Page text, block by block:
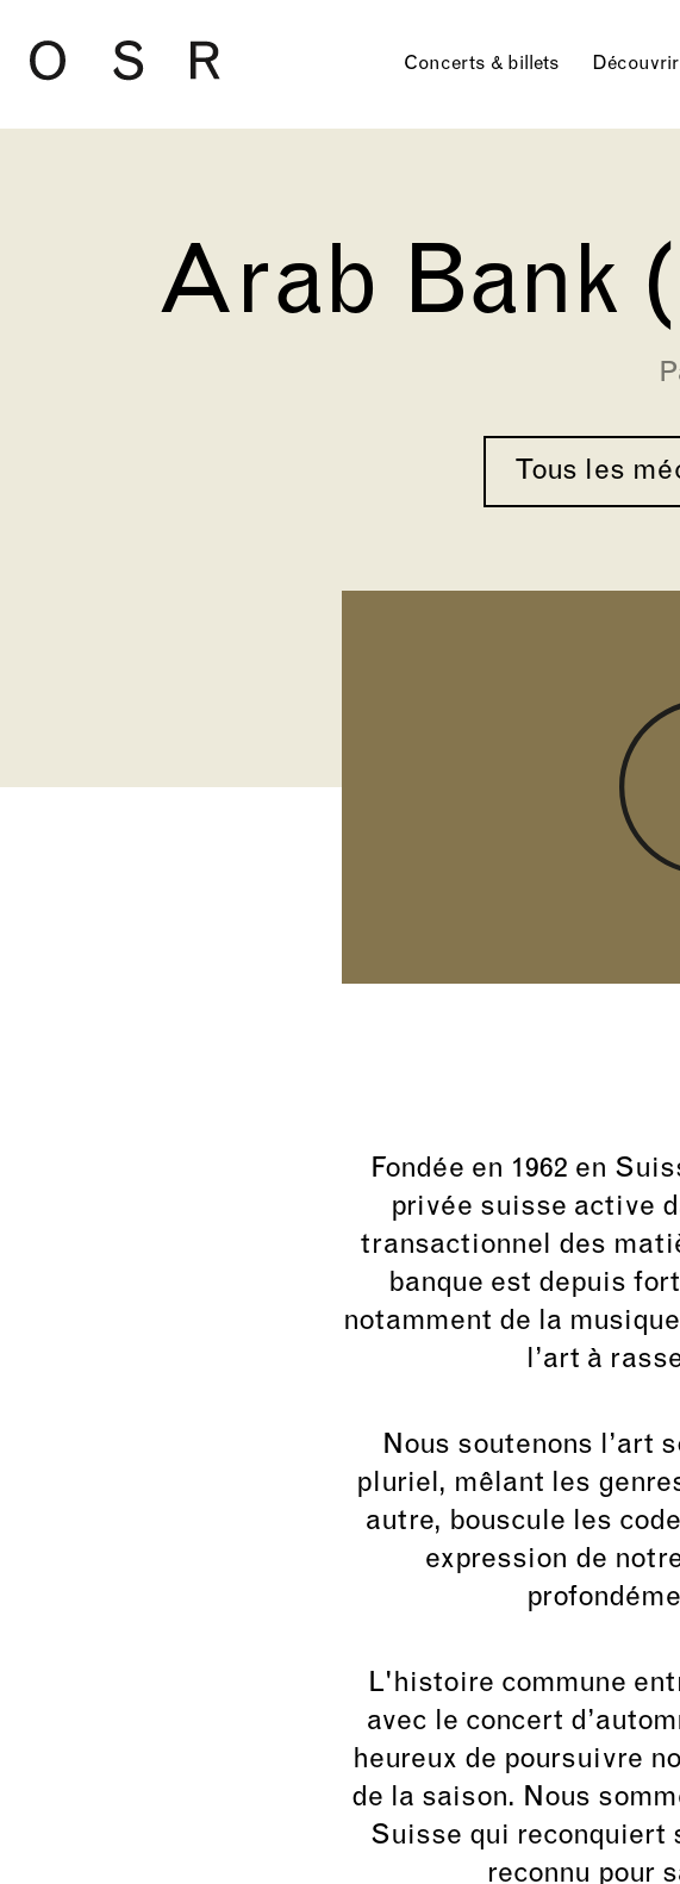
Concerts & billets Découvrir
Arab Bank
Tous les
Fondée en 1962 en
privée suisse active
transactionnel des
banque est depuis
notamment de la
l’art à
Nous soutenons l’art
pluriel, mêlant les
autre, bouscule les
expression de
L'histoire commune
avec le concert
heureux de poursuivre
de la saison. Nous
Suisse qui reconquiert
reconnu pour